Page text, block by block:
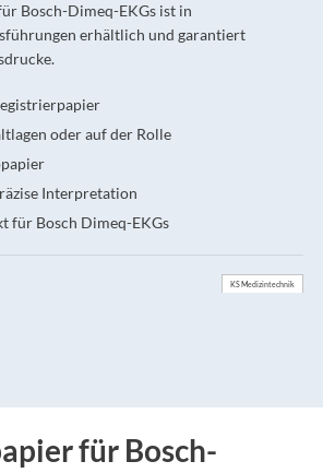
Bosch-Dimeq-EKGs ist in
erhältlich und garantiert
oder auf der Rolle
Interpretation
für Bosch Dimeq-EKGs
KS Medizintechnik
für Bosch-